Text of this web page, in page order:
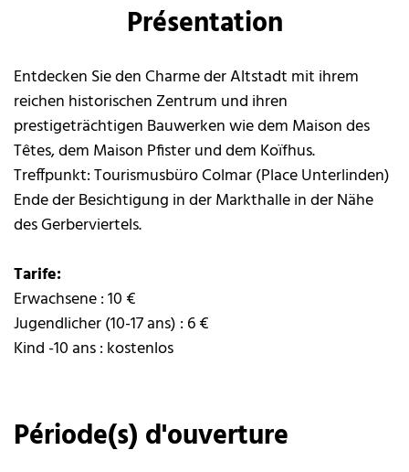
Présentation
Entdecken Sie den Charme der Altstadt mit ihrem
reichen historischen Zentrum und ihren
prestigeträchtigen Bauwerken wie dem Maison des
Têtes, dem Maison Pfister und dem Koïfhus.
Treffpunkt: Tourismusbüro Colmar (Place Unterlinden)
Ende der Besichtigung in der Markthalle in der Nähe
des Gerberviertels.
Tarife:
Erwachsene : 10 €
Jugendlicher (10-17 ans) : 6 €
Kind -10 ans : kostenlos
Période(s) d'ouverture